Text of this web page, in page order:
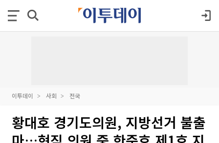
이투데이 사회 전국
황대호 경기도의원, 지방선거 불출